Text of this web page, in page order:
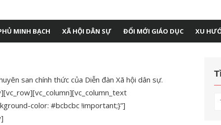
MINH BẠCH XÃ HỘI DÂN SỰ ĐỔI MỚI GIÁO DỤC XU
san chính thức của Diễn đàn Xã hội dân sự.
color: #bcbcbc !important;}”]